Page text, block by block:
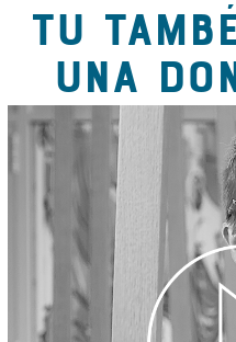
TU
UNA